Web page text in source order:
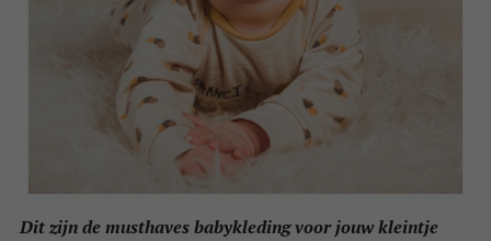
Dit zijn de musthaves babykleding voor jouw kleintje